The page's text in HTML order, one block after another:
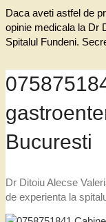
Daca aveti astfel de
opinie medicala la Dr
Spitalul Fundeni.
Bucuresti
Dr Ditoiu Alecse
de experienta la